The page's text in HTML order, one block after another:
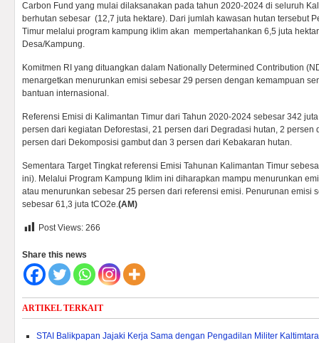
Carbon Fund yang mulai dilaksanakan pada tahun 2020-2024 di seluruh
berhutan sebesar (12,7 juta hektare). Dari jumlah kawasan hutan tersebut
Timur melalui program kampung iklim akan mempertahankan 6,5 juta
Desa/Kampung.
Komitmen RI yang dituangkan dalam Nationally Determined Contribution
menargetkan menurunkan emisi sebesar 29 persen dengan kemampuan
bantuan internasional.
Referensi Emisi di Kalimantan Timur dari Tahun 2020-2024 sebesar 342
persen dari kegiatan Deforestasi, 21 persen dari Degradasi hutan, 2 persen
persen dari Dekomposisi gambut dan 3 persen dari Kebakaran hutan.
Sementara Target Tingkat referensi Emisi Tahunan Kalimantan Timur
ini). Melalui Program Kampung Iklim ini diharapkan mampu menurunkan
atau menurunkan sebesar 25 persen dari referensi emisi. Penurunan emisi
sebesar 61,3 juta tCO2e.(AM)
Post Views: 266
Share this news
ARTIKEL TERKAIT
STAI Balikpapan Jajaki Kerja Sama dengan Pengadilan Militer Kaltimtara